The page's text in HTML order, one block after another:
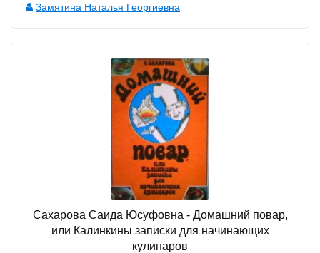
Замятина Наталья Георгиевна
Сахарова Саида Юсуфовна - Домашний повар,
или Калинкины записки для начинающих
кулинаров